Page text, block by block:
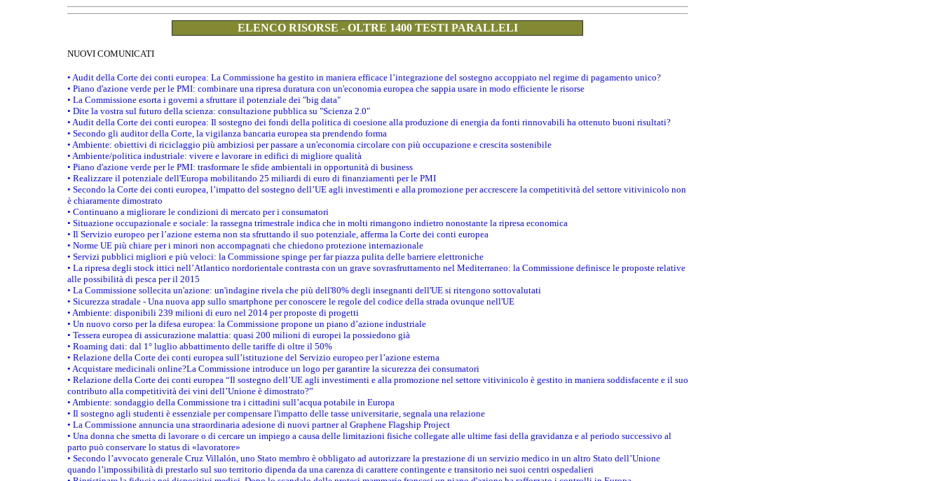
ELENCO RISORSE - OLTRE 1400 TESTI PARALLELI
NUOVI COMUNICATI
• Audit della Corte dei conti europea: La Commissione ha gestito in maniera efficace l’integrazione del sostegno accoppiato nel regime di pagamento unico?
• Piano d'azione verde per le PMI: combinare una ripresa duratura con un'economia europea che sappia usare in modo efficiente le risorse
• La Commissione esorta i governi a sfruttare il potenziale dei "big data"
• Dite la vostra sul futuro della scienza: consultazione pubblica su "Scienza 2.0"
• Audit della Corte dei conti europea: Il sostegno dei fondi della politica di coesione alla produzione di energia da fonti rinnovabili ha ottenuto buoni risultati?
• Secondo gli auditor della Corte, la vigilanza bancaria europea sta prendendo forma
• Ambiente: obiettivi di riciclaggio più ambiziosi per passare a un'economia circolare con più occupazione e crescita sostenibile
• Ambiente/politica industriale: vivere e lavorare in edifici di migliore qualità
• Piano d'azione verde per le PMI: trasformare le sfide ambientali in opportunità di business
• Realizzare il potenziale dell'Europa mobilitando 25 miliardi di euro di finanziamenti per le PMI
• Secondo la Corte dei conti europea, l’impatto del sostegno dell’UE agli investimenti e alla promozione per accrescere la competitività del settore vitivinicolo non
è chiaramente dimostrato
• Continuano a migliorare le condizioni di mercato per i consumatori
• Situazione occupazionale e sociale: la rassegna trimestrale indica che in molti rimangono indietro nonostante la ripresa economica
• Il Servizio europeo per l’azione esterna non sta sfruttando il suo potenziale, afferma la Corte dei conti europea
• Norme UE più chiare per i minori non accompagnati che chiedono protezione internazionale
• Servizi pubblici migliori e più veloci: la Commissione spinge per far piazza pulita delle barriere elettroniche
• La ripresa degli stock ittici nell’Atlantico nordorientale contrasta con un grave sovrasfruttamento nel Mediterraneo: la Commissione definisce le proposte relative
alle possibilità di pesca per il 2015
• La Commissione sollecita un'azione: un'indagine rivela che più dell'80% degli insegnanti dell'UE si ritengono sottovalutati
• Sicurezza stradale - Una nuova app sullo smartphone per conoscere le regole del codice della strada ovunque nell'UE
• Ambiente: disponibili 239 milioni di euro nel 2014 per proposte di progetti
• Un nuovo corso per la difesa europea: la Commissione propone un piano d’azione industriale
• Tessera europea di assicurazione malattia: quasi 200 milioni di europei la possiedono già
• Roaming dati: dal 1° luglio abbattimento delle tariffe di oltre il 50%
• Relazione della Corte dei conti europea sull’istituzione del Servizio europeo per l’azione esterna
• Acquistare medicinali online?La Commissione introduce un logo per garantire la sicurezza dei consumatori
• Relazione della Corte dei conti europea “Il sostegno dell’UE agli investimenti e alla promozione nel settore vitivinicolo è gestito in maniera soddisfacente e il suo
contributo alla competitività dei vini dell’Unione è dimostrato?”
• Ambiente: sondaggio della Commissione tra i cittadini sull’acqua potabile in Europa
• Il sostegno agli studenti è essenziale per compensare l'impatto delle tasse universitarie, segnala una relazione
• La Commissione annuncia una straordinaria adesione di nuovi partner al Graphene Flagship Project
• Una donna che smetta di lavorare o di cercare un impiego a causa delle limitazioni fisiche collegate alle ultime fasi della gravidanza e al periodo successivo al
parto può conservare lo status di «lavoratore»
• Secondo l’avvocato generale Cruz Villalón, uno Stato membro è obbligato ad autorizzare la prestazione di un servizio medico in un altro Stato dell’Unione
quando l’impossibilità di prestarlo sul suo territorio dipenda da una carenza di carattere contingente e transitorio nei suoi centri ospedalieri